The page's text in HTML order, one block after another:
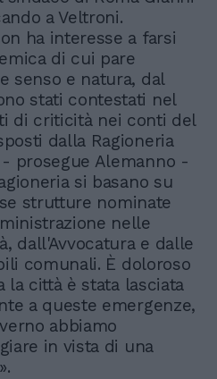
a Veltroni.
ha interesse a farsi
di cui pare
senso e natura, dal
stati contestati nel
di criticità nei conti del
dalla Ragioneria
prosegue Alemanno -
si basano su
strutture nominate
nelle
dall'Avvocatura e dalle
comunali. È doloroso
città è stata lasciata
a queste emergenze,
abbiamo
in vista di una